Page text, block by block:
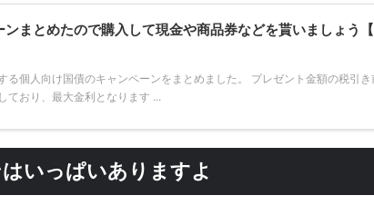
ンまとめたので購入して現金や商品券などを貰いましょう
る個人向け国債のキャンペーンをまとめました。 プレゼント金額の税引き
ており、最大金利となります ...
いっぱいありますよ